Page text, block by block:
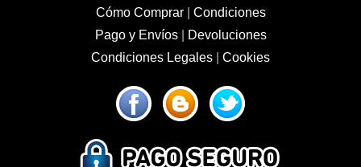
Cómo Comprar| Condiciones
Pago y Envíos|
Devoluciones
Condiciones Legales
Cookies